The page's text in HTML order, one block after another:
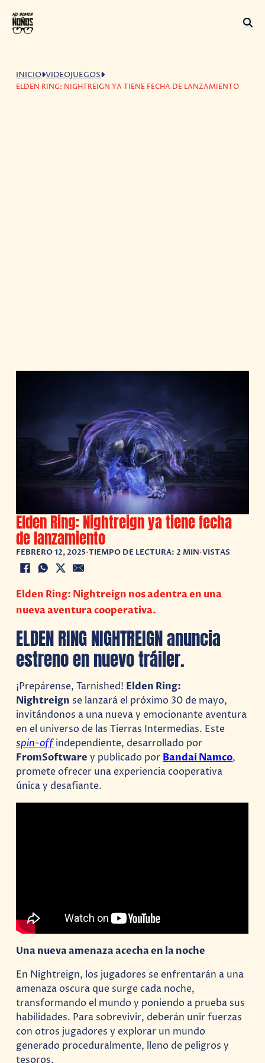
INICIO VIDEOJUEGOS
ELDEN RING: NIGHTREIGN YA TIENE FECHA DE LANZAMIENTO
Elden Ring: Nightreign ya tiene fecha
de lanzamiento
FEBRERO 12, 2025•TIEMPO DE LECTURA: 2 MIN•VISTAS
Elden Ring: Nightreign nos adentra en una
nueva aventura cooperativa.
ELDEN RING NIGHTREIGN anuncia
estreno en nuevo tráiler.
¡Prepárense, Tarnished! Elden Ring:
Nightreign se lanzará el próximo 30 de mayo,
invitándonos a una nueva y emocionante aventura
en el universo de las Tierras Intermedias. Este
spin-offindependiente, desarrollado por
FromSoftware y publicado por Bandai Namco,
promete ofrecer una experiencia cooperativa
única y desafiante.
Una nueva amenaza acecha en la noche
En Nightreign, los jugadores se enfrentarán a una
amenaza oscura que surge cada noche,
transformando el mundo y poniendo a prueba sus
habilidades. Para sobrevivir, deberán unir fuerzas
con otros jugadores y explorar un mundo
generado proceduralmente, lleno de peligros y
tesoros.